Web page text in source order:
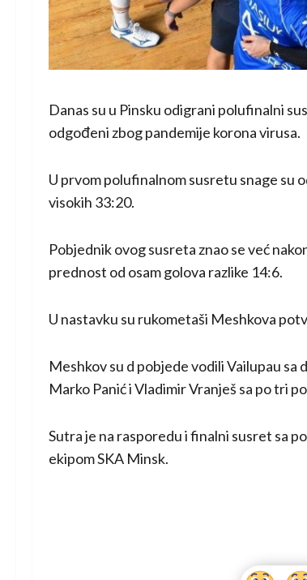
Danas su u Pinsku odigrani polufinalni
odgođeni zbog pandemije korona virusa.
U prvom polufinalnom susretu snage su
visokih 33:20.
Pobjednik ovog susreta znao se već
prednost od osam golova razlike 14:6.
U nastavku su rukometaši Meshkova
Meshkov su d pobjede vodili Vailupau sa
Marko Panić i Vladimir Vranješ sa po tri
Sutra je na rasporedu i finalni susret sa
ekipom SKA Minsk.